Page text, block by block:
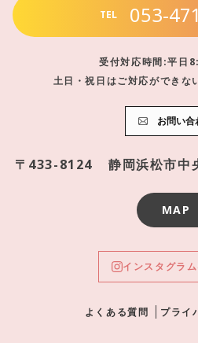
TEL 053-
受付対応時間:平日
土日・祝日はご対応ができな
お問い合
〒433-8124 静岡浜松市中
MAP
インスタグラ
よくある質問 プライ